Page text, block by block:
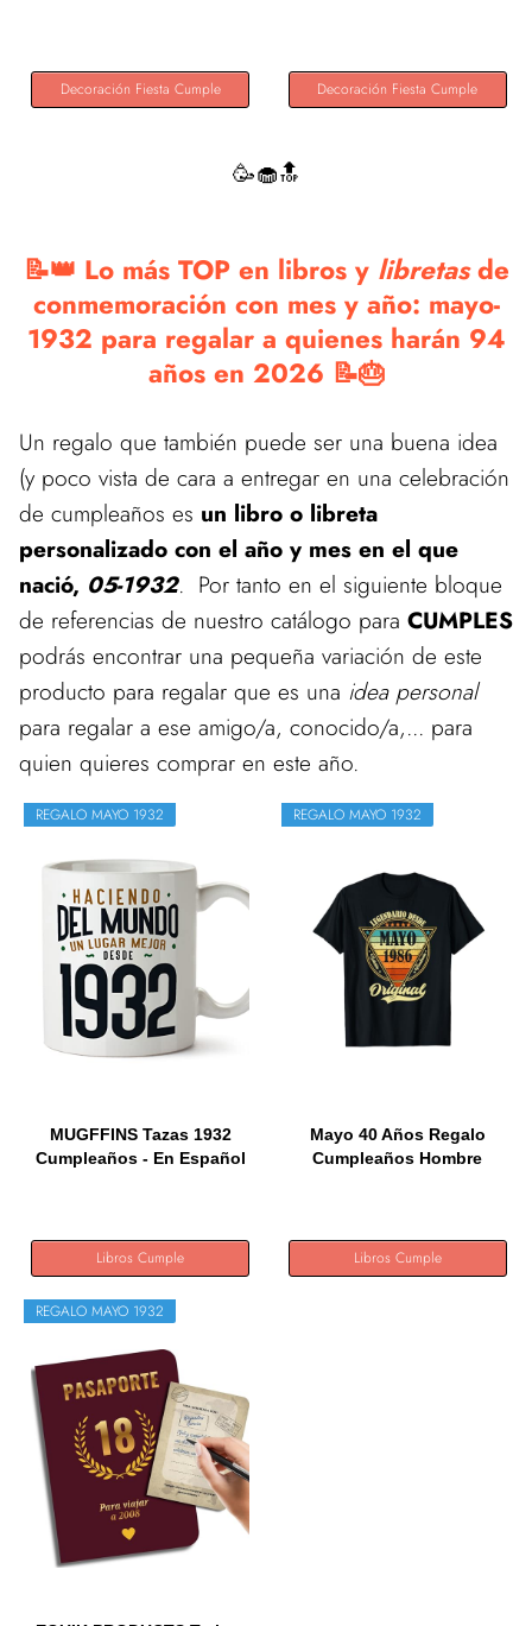
Decoración Fiesta Cumple Decoración Fiesta Cumple
🥳🧁🔝
📝👑 Lo más TOP en libros y libretasde
conmemoración con mes y año: mayo-
1932 para regalar a quienes harán 94
años en 2026 📝🎂
Un regalo que también puede ser una buena idea
(y poco vista de cara a entregar en una celebración
de cumpleaños es un libro o libreta
personalizado con el año y mes en el que
nació, 05-1932. Por tanto en el siguiente bloque
de referencias de nuestro catálogo para CUMPLES
podrás encontrar una pequeña variación de este
producto para regalar que es una idea personal
para regalar a ese amigo/a, conocido/a,... para
quien quieres comprar en este año.
REGALO MAYO 1932
MUGFFINS Tazas 1932
Cumpleaños - En Español
Libros Cumple
REGALO MAYO 1932
Mayo 40 Años Regalo
Cumpleaños Hombre
Libros Cumple
REGALO MAYO 1932